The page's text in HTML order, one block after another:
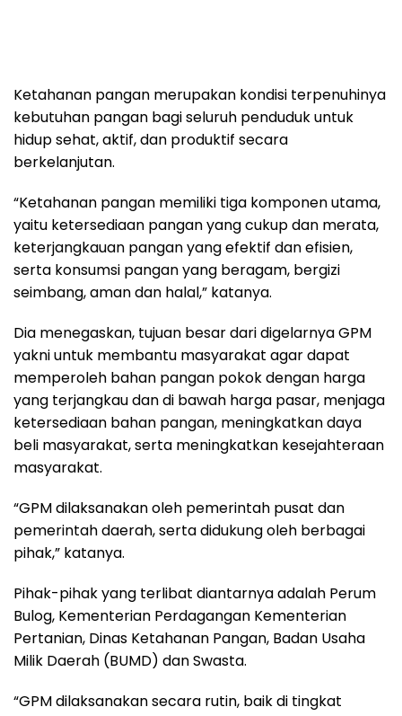
Ketahanan pangan merupakan kondisi terpenuhinya
kebutuhan pangan bagi seluruh penduduk untuk
hidup sehat, aktif, dan produktif secara
berkelanjutan.
“Ketahanan pangan memiliki tiga komponen utama,
yaitu ketersediaan pangan yang cukup dan merata,
keterjangkauan pangan yang efektif dan efisien,
serta konsumsi pangan yang beragam, bergizi
seimbang, aman dan halal,” katanya.
Dia menegaskan, tujuan besar dari digelarnya GPM
yakni untuk membantu masyarakat agar dapat
memperoleh bahan pangan pokok dengan harga
yang terjangkau dan di bawah harga pasar, menjaga
ketersediaan bahan pangan, meningkatkan daya
beli masyarakat, serta meningkatkan kesejahteraan
masyarakat.
“GPM dilaksanakan oleh pemerintah pusat dan
pemerintah daerah, serta didukung oleh berbagai
pihak,” katanya.
Pihak-pihak yang terlibat diantarnya adalah Perum
Bulog, Kementerian Perdagangan Kementerian
Pertanian, Dinas Ketahanan Pangan, Badan Usaha
Milik Daerah (BUMD) dan Swasta.
“GPM dilaksanakan secara rutin, baik di tingkat